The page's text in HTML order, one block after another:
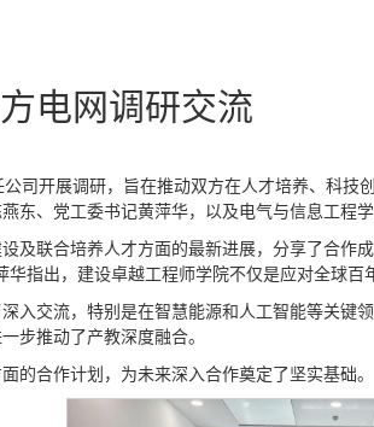
电网调研交流
司开展调研，旨在推动双方在人才培养、科
、党工委书记黄萍华，以及电气与信息工程
及联合培养人才方面的最新进展，分享了合
指出，建设卓越工程师学院不仅是应对全球
入交流，特别是在智慧能源和人工智能等关
步推动了产教深度融合。
的合作计划，为未来深入合作奠定了坚实基础。